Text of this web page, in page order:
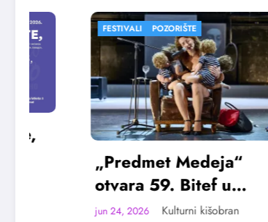
FESTIVALI POZORIŠTE
„Predmet Medeja“
otvara 59. Bitef u
septembruKulturni kišobran